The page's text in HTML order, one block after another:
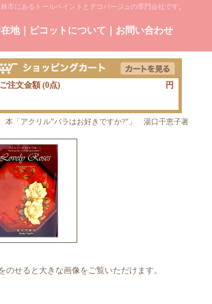
市にあるトールペイントとデコパージュの専門会社です。
地｜ ピコットについて お問い合わせ
ご注文金額 (0点) 円
本「アクリル”バラはお好きですか?”」 湯口千恵子著
のせると大きな画像をご覧いただけます。